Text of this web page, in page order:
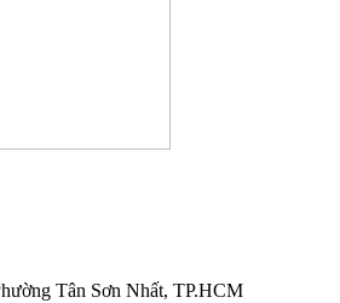
Tân Sơn Nhất, TP.HCM